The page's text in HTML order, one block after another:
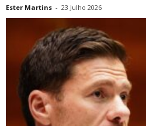
Ester Martins - 23 Julho 2026